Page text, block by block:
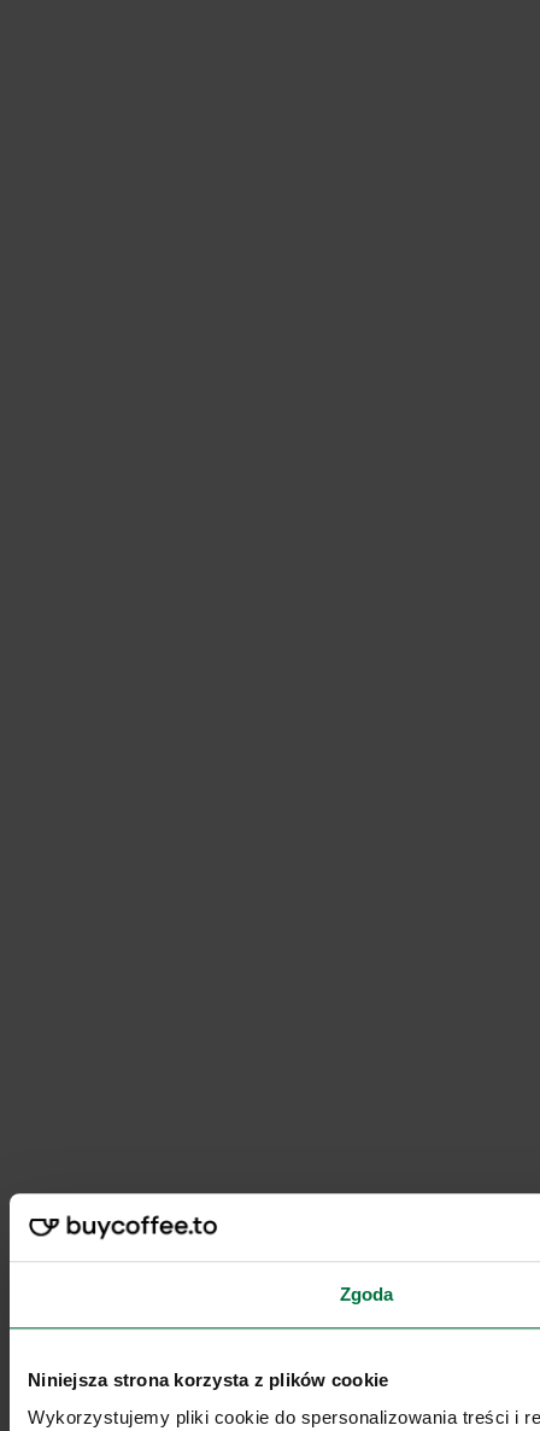
Zgoda
Niniejsza strona korzysta z plików cookie
Wykorzystujemy pliki cookie do spersonalizowania treści i